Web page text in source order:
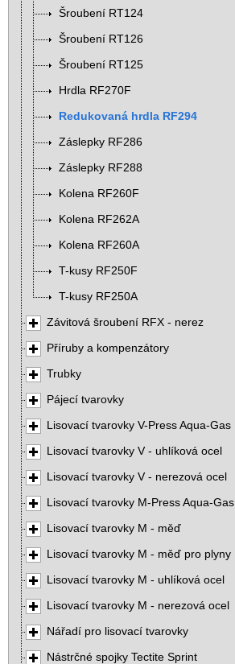
Šroubení RT124
Šroubení RT126
Šroubení RT125
Hrdla RF270F
Redukovaná hrdla RF294
Záslepky RF286
Záslepky RF288
Kolena RF260F
Kolena RF262A
Kolena RF260A
T-kusy RF250F
T-kusy RF250A
Závitová šroubení RFX - nerez
Příruby a kompenzátory
Trubky
Pájecí tvarovky
Lisovací tvarovky V-Press Aqua-Gas
Lisovací tvarovky V - uhlíková ocel
Lisovací tvarovky V - nerezová ocel
Lisovací tvarovky M-Press Aqua-Gas
Lisovací tvarovky M - měď
Lisovací tvarovky M - měď pro plyny
Lisovací tvarovky M - uhlíková ocel
Lisovací tvarovky M - nerezová ocel
Nářadí pro lisovací tvarovky
Nástrčné spojky Tectite Sprint